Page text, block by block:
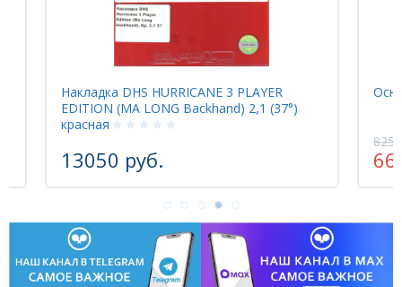
3 PLAYER
2,1 (37°)
Основание Yinhe 970XXA